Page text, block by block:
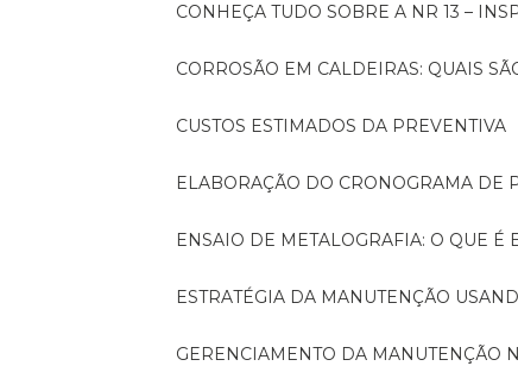
CONHEÇA TUDO SOBRE A NR 13 –
CORROSÃO EM CALDEIRAS: QUAIS
CUSTOS ESTIMADOS DA PREVENTIVA
ELABORAÇÃO DO CRONOGRAMA DE
ENSAIO DE METALOGRAFIA: O QUE É
ESTRATÉGIA DA MANUTENÇÃO
GERENCIAMENTO DA MANUTENÇÃO